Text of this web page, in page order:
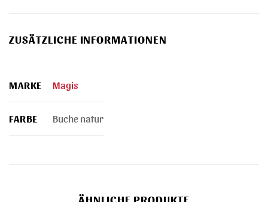
ZUSÄTZLICHE INFORMATIONEN
MARKE Magis
FARBE Buche natur
ÄHNLICHE PRODUKTE